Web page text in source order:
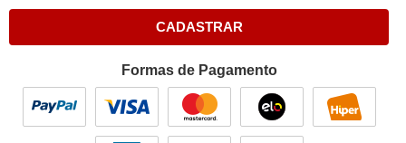
CADASTRAR
Formas de Pagamento